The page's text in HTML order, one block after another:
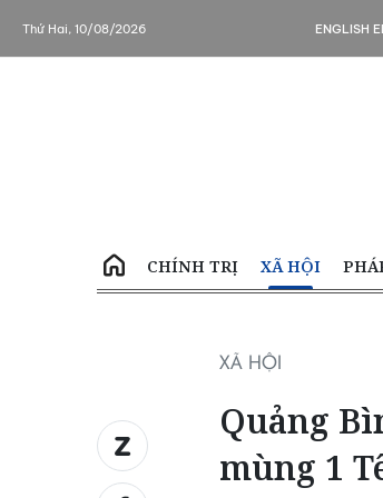
Thứ Hai, 10/08/2026 ENGLISH
CHÍNH TRỊ XÃ HỘI
XÃ HỘI
Quảng
mùng 1